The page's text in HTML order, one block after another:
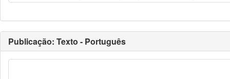
Publicação: Texto - Português